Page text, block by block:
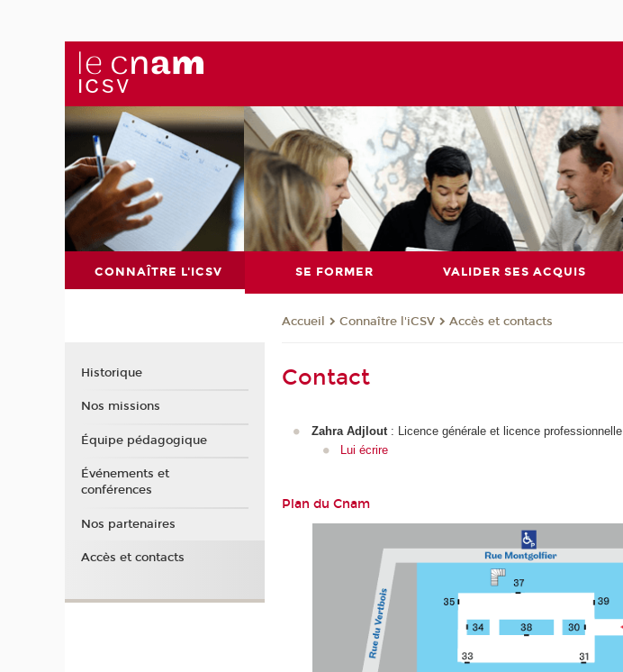
CONNAÎTRE L'ICSV SE FORMER VALIDER SES ACQUIS
Accueil Connaître l'iCSV Accès et contacts
Contact
Zahra Adjlout: Licence générale et licence professionnelle
Lui écrire
Plan du Cnam
Historique
Nos missions
Équipe pédagogique
Événements et
conférences
Nos partenaires
Accès et contacts